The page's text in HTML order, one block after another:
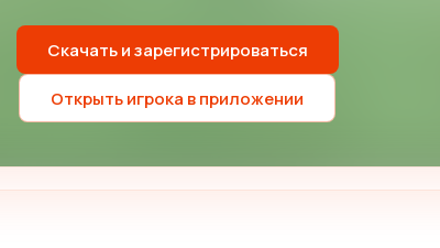
Скачать и зарегистрироваться
Открыть игрока в приложении